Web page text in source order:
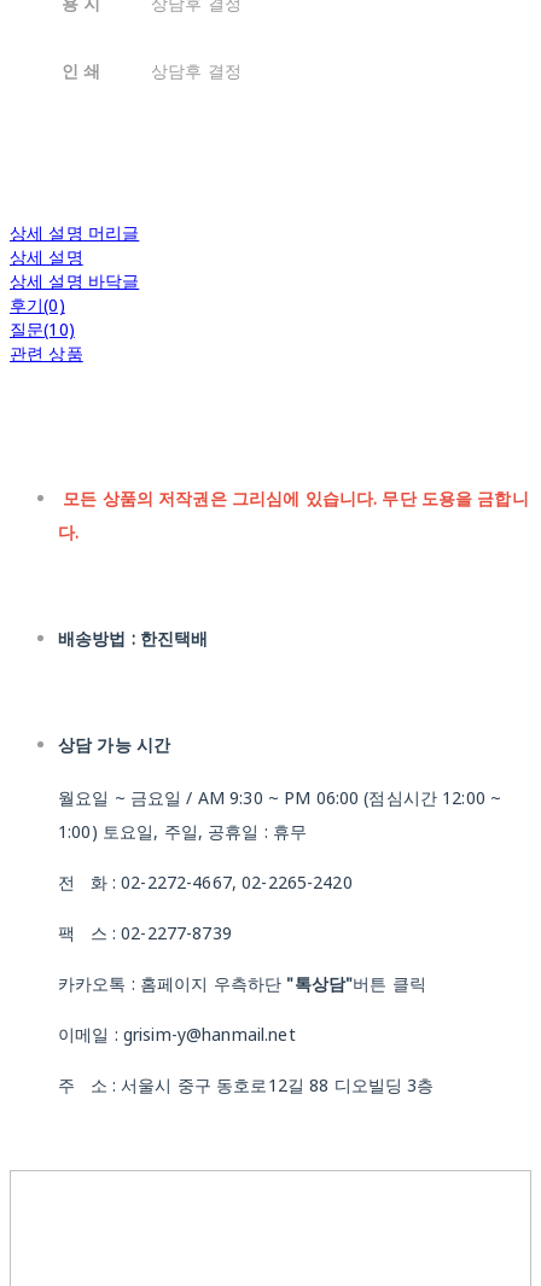
인 쇄 상담후 결정
상세 설명 머리글
상세 설명
상세 설명 바닥글
후기(0)
질문(10)
관련 상품
모든 상품의 저작권은 그리심에 있습니다. 무단 도용을 금합니
다.
배송방법 : 한진택배
상담 가능 시간
월요일 ~ 금요일 / AM 9:30 ~ PM 06:00 (점심시간 12:00 ~
1:00) 토요일, 주일, 공휴일 : 휴무
전 화 : 02-2272-4667, 02-2265-2420
팩 스 : 02-2277-8739
카카오톡 : 홈페이지 우측하단 "톡상담"버튼 클릭
이메일 : grisim-y@hanmail.net
주 소 : 서울시 중구 동호로12길 88 디오빌딩 3층